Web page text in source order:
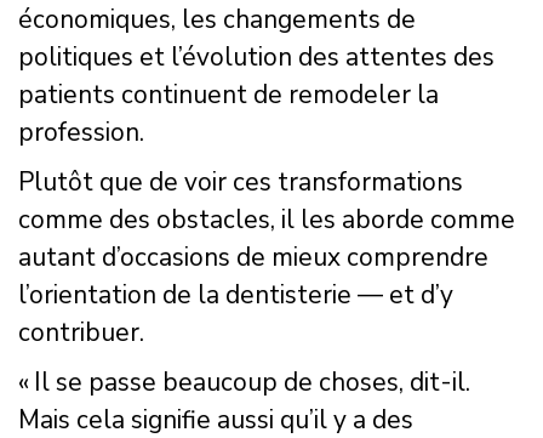
économiques, les changements de
politiques et l’évolution des attentes des
patients continuent de remodeler la
profession.
Plutôt que de voir ces transformations
comme des obstacles, il les aborde comme
autant d’occasions de mieux comprendre
l’orientation de la dentisterie — et d’y
contribuer.
« Il se passe beaucoup de choses, dit-il.
Mais cela signifie aussi qu’il y a des